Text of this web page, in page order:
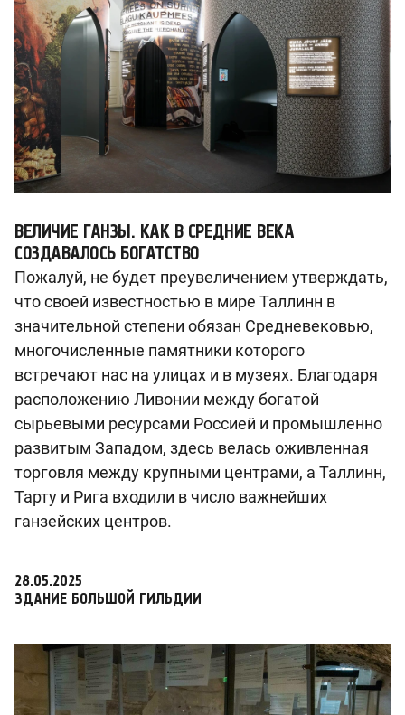
ВЕЛИЧИЕ ГАНЗЫ. КАК В СРЕДНИЕ ВЕКА
СОЗДАВАЛОСЬ БОГАТСТВО
Пожалуй, не будет преувеличением утверждать,
что своей известностью в мире Таллинн в
значительной степени обязан Средневековью,
многочисленные памятники которого
встречают нас на улицах и в музеях. Благодаря
расположению Ливонии между богатой
сырьевыми ресурсами Россией и промышленно
развитым Западом, здесь велась оживленная
торговля между крупными центрами, а Таллинн,
Тарту и Рига входили в число важнейших
ганзейских центров.
28.05.2025
ЗДАНИЕ БОЛЬШОЙ ГИЛЬДИИ